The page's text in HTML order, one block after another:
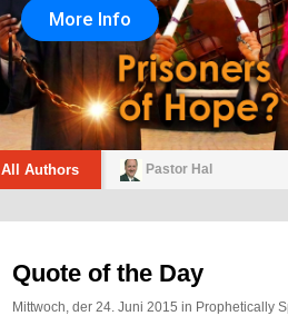
More Info
All Authors Pastor Hal
Quote of the Day
Mittwoch, der 24. Juni 2015 in Prophetically